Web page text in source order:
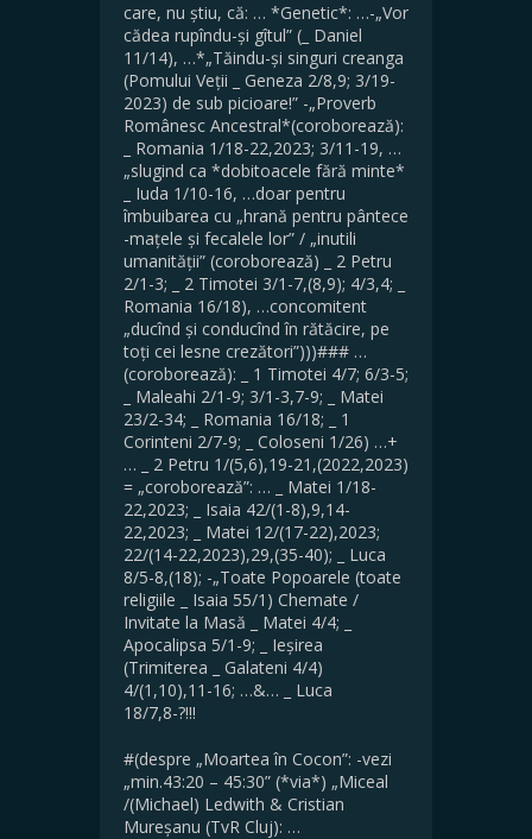
care, nu știu, că: … *Genetic*: …-„Vor
cădea rupîndu-și gîtul” (_ Daniel
11/14), …*„Tăindu-și singuri creanga
(Pomului Veții _ Geneza 2/8,9; 3/19-
2023) de sub picioare!” -„Proverb
Românesc Ancestral*(coroborează):
_ Romania 1/18-22,2023; 3/11-19, …
„slugind ca *dobitoacele fără minte*
_ Iuda 1/10-16, …doar pentru
îmbuibarea cu „hrană pentru pântece
-mațele și fecalele lor” / „inutili
umanității” (coroborează) _ 2 Petru
2/1-3; _ 2 Timotei 3/1-7,(8,9); 4/3,4; _
Romania 16/18), …concomitent
„ducînd și conducînd în rătăcire, pe
toți cei lesne crezători”)))### …
(coroborează): _ 1 Timotei 4/7; 6/3-5;
_ Maleahi 2/1-9; 3/1-3,7-9; _ Matei
23/2-34; _ Romania 16/18; _ 1
Corinteni 2/7-9; _ Coloseni 1/26) …+
… _ 2 Petru 1/(5,6),19-21,(2022,2023)
= „coroborează”: … _ Matei 1/18-
22,2023; _ Isaia 42/(1-8),9,14-
22,2023; _ Matei 12/(17-22),2023;
22/(14-22,2023),29,(35-40); _ Luca
8/5-8,(18); -„Toate Popoarele (toate
religiile _ Isaia 55/1) Chemate /
Invitate la Masă _ Matei 4/4; _
Apocalipsa 5/1-9; _ Ieșirea
(Trimiterea _ Galateni 4/4)
4/(1,10),11-16; …&… _ Luca
18/7,8-?!!!
#(despre „Moartea în Cocon”: -vezi
„min.43:20 – 45:30” (*via*) „Miceal
/(Michael) Ledwith & Cristian
Mureșanu (TvR Cluj): …